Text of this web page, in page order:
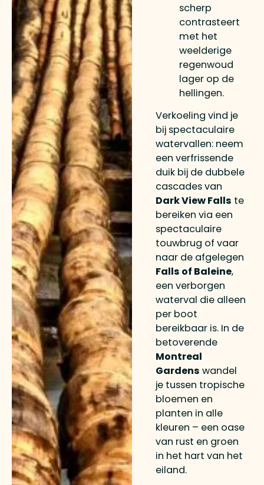
scherp
contrasteert
met het
weelderige
regenwoud
lager op de
hellingen.
Verkoeling vind je
bij spectaculaire
watervallen: neem
een verfrissende
duik bij de dubbele
cascades van
Dark View Falls te
bereiken via een
spectaculaire
touwbrug of vaar
naar de afgelegen
Falls of Baleine,
een verborgen
waterval die alleen
per boot
bereikbaar is. In de
betoverende
Montreal
Gardens wandel
je tussen tropische
bloemen en
planten in alle
kleuren – een oase
van rust en groen
in het hart van het
eiland.